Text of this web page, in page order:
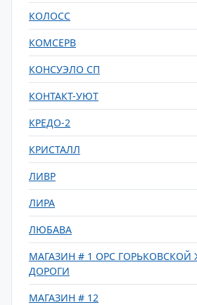
КОЛОСС
КОМСЕРВ
КОНСУЭЛО СП
КОНТАКТ-УЮТ
КРЕДО-2
КРИСТАЛЛ
ЛИВР
ЛИРА
ЛЮБАВА
МАГАЗИН # 1 ОРС ГОРЬКОВСКОЙ
ДОРОГИ
МАГАЗИН # 12